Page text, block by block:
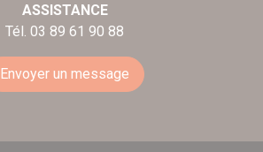
ASSISTANCE
Tél. 03 89 61 90 88
Envoyer un message